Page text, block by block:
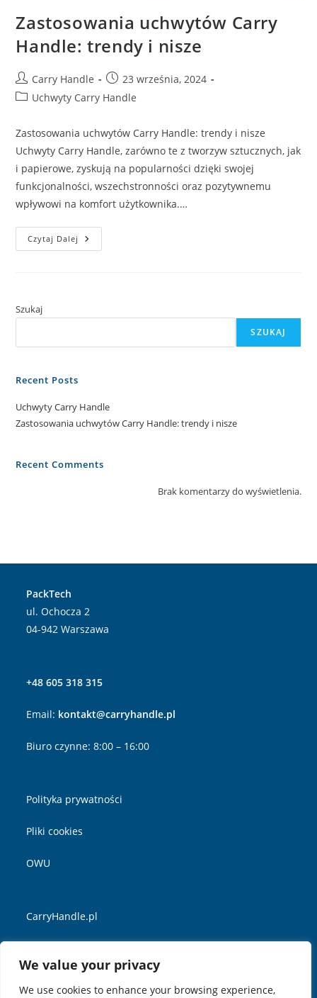
We value your privacy
We use cookies to enhance your browsing experience,
Zastosowania uchwytów Carry
Handle: trendy i nisze
Post
author:
Carry Handle
Post
published:
23 września, 2024
PostUchwyty Carry Handle
Zastosowania uchwytów Carry Handle: trendy i nisze
Uchwyty Carry Handle, zarówno te z tworzyw sztucznych, jak
i papierowe, zyskują na popularności dzięki swojej
funkcjonalności, wszechstronności oraz pozytywnemu
wpływowi na komfort użytkownika.…
Czytaj Dalej Zastosowania
Uchwytów
Szukaj
SZUKAJ
Recent Posts
Uchwyty Carry Handle
Zastosowania uchwytów Carry Handle: trendy i nisze
Recent Comments
Brak komentarzy do wyświetlenia.
PackTech
​ul. Ochocza 2
04-942 Warszawa
+48 605 318 315
Email: kontakt@carryhandle.pl
Biuro czynne: 8:00 – 16:00
Polityka prywatności
Pliki cookies
OWU
CarryHandle.pl